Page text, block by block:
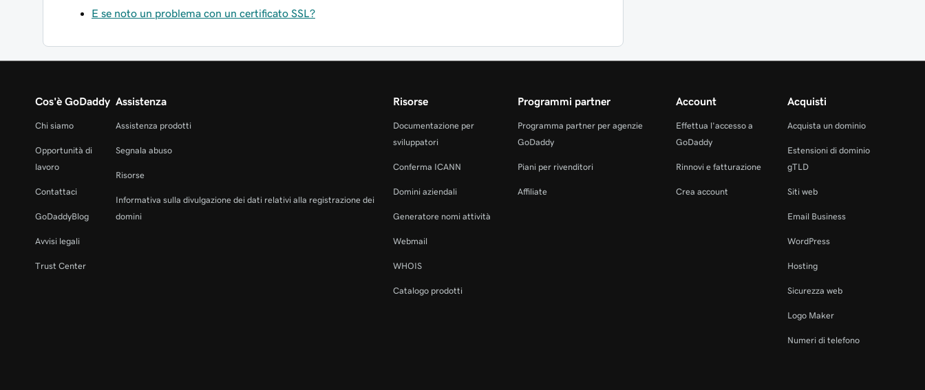
E se noto un problema con un certificato SSL?
Cos'è GoDaddy
Chi siamo
Opportunità di
lavoro
Contattaci
GoDaddyBlog
Avvisi legali
Trust Center
Assistenza
Assistenza prodotti
Segnala abuso
Risorse
Informativa sulla divulgazione dei dati relativi alla registrazione dei
domini
Risorse
Documentazione per
sviluppatori
Conferma ICANN
Domini aziendali
Generatore nomi attività
Webmail
WHOIS
Catalogo prodotti
Programmi partner
Programma partner per agenzie
GoDaddy
Piani per rivenditori
Affiliate
Account
Effettua l'accesso a
GoDaddy
Rinnovi e fatturazione
Crea account
Acquisti
Acquista un dominio
Estensioni di dominio
gTLD
Siti web
Email Business
WordPress
Hosting
Sicurezza web
Logo Maker
Numeri di telefono